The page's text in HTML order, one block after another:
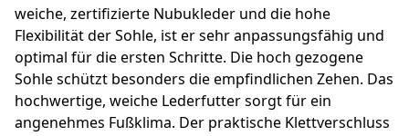
weiche, zertifizierte Nubukleder und die hohe
Flexibilität der Sohle, ist er sehr anpassungsfähig und
optimal für die ersten Schritte. Die hoch gezogene
Sohle schützt besonders die empfindlichen Zehen. Das
hochwertige, weiche Lederfutter sorgt für ein
angenehmes Fußklima. Der praktische Klettverschluss